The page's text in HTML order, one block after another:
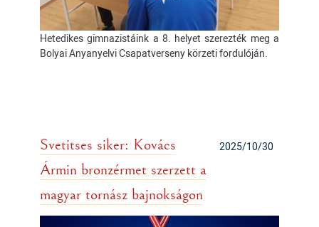
Hetedikes gimnazistáink a 8. helyet szerezték meg a
Bolyai Anyanyelvi Csapatverseny körzeti fordulóján.
2025/10/30
Svetitses siker: Kovács
Ármin bronzérmet szerzett a
magyar tornász bajnokságon